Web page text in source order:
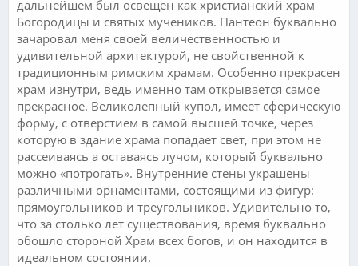
дальнейшем был освещен как христианский храм
Богородицы и святых мучеников. Пантеон буквально
зачаровал меня своей величественностью и
удивительной архитектурой, не свойственной к
традиционным римским храмам. Особенно прекрасен
храм изнутри, ведь именно там открывается самое
прекрасное. Великолепный купол, имеет сферическую
форму, с отверстием в самой высшей точке, через
которую в здание храма попадает свет, при этом не
рассеиваясь а оставаясь лучом, который буквально
можно «потрогать». Внутренние стены украшены
различными орнаментами, состоящими из фигур:
прямоугольников и треугольников. Удивительно то,
что за столько лет существования, время буквально
обошло стороной Храм всех богов, и он находится в
идеальном состоянии.